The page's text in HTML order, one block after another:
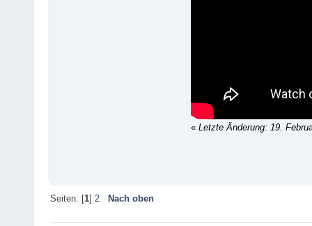
« Letzte Änderung: 19.
Seiten: [1] 2 Nach oben